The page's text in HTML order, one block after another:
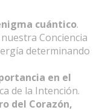
cuántico.
Conciencia
determinando
en el
de la Intención.
del Corazón,